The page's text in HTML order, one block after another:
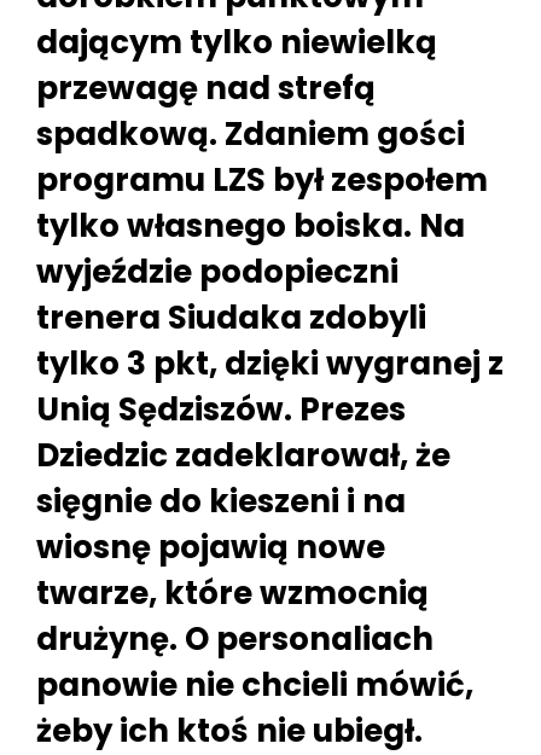
dającym tylko niewielką
przewagę nad strefą
spadkową. Zdaniem gości
programu LZS był zespołem
tylko własnego boiska. Na
wyjeździe podopieczni
trenera Siudaka zdobyli
tylko 3 pkt, dzięki wygranej z
Unią Sędziszów. Prezes
Dziedzic zadeklarował, że
sięgnie do kieszeni i na
wiosnę pojawią nowe
twarze, które wzmocnią
drużynę. O personaliach
panowie nie chcieli mówić,
żeby ich ktoś nie ubiegł.